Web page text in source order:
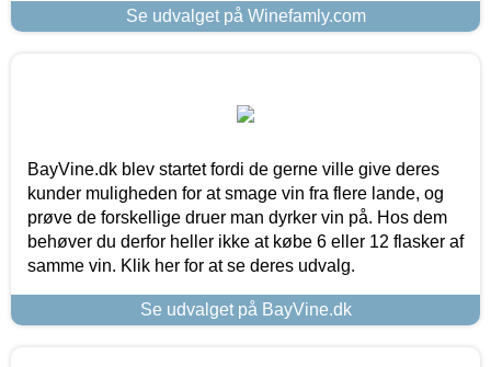
Se udvalget på Winefamly.com
BayVine.dk blev startet fordi de gerne ville give deres
kunder muligheden for at smage vin fra flere lande, og
prøve de forskellige druer man dyrker vin på. Hos dem
behøver du derfor heller ikke at købe 6 eller 12 flasker af
samme vin. Klik her for at se deres udvalg.
Se udvalget på BayVine.dk